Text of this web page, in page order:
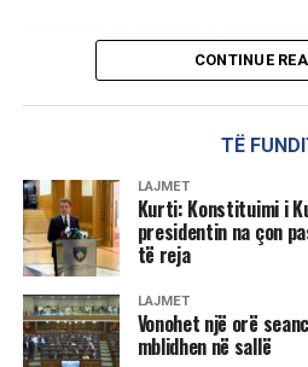
sipas departamenteve ofruan një
teknologjitë e së ardhmes si
Machine Learning kundër
siguria kibernetike përmes garës
Paralelisht, Fakulteti i Inxhinierisë
CONTINUE
TË
LAJMET
Kurti: Konstituimi i
presidentin na çon
të reja
LAJMET
Vonohet një orë
mblidhen në sallë